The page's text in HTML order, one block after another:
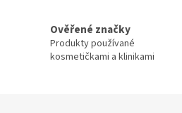
Ověřené značky
Produkty používané
kosmetičkami a klinikami